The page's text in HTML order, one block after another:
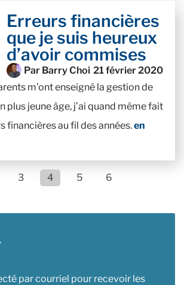
Erreurs financières
que je suis heureux
d’avoir commises
Par Barry Choi 21 février 2020
m’ont enseigné la gestion de
plus jeune âge, j’ai quand même fait
financières au fil des années.en
3 4 5 6
par courriel pour recevoir les